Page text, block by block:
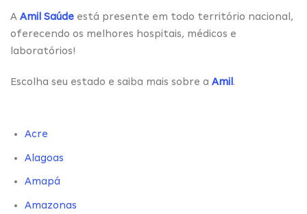
A Amil Saúde está presente em todo território nacional,
oferecendo os melhores hospitais, médicos e
laboratórios!
Escolha seu estado e saiba mais sobre a Amil .
Acre
Alagoas
Amapá
Amazonas